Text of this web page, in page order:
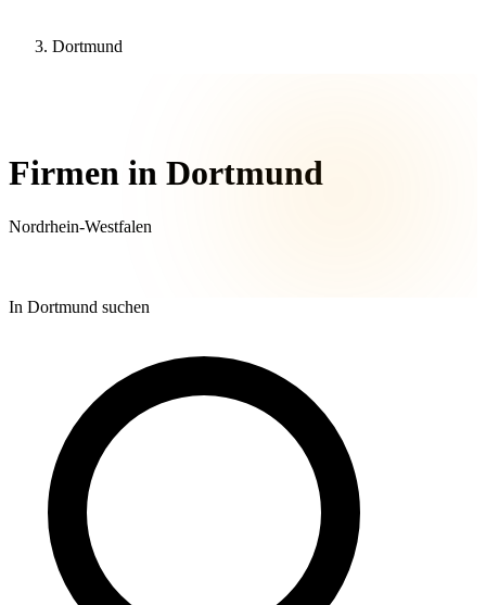
Dortmund
Firmen in Dortmund
Nordrhein-Westfalen
In Dortmund suchen